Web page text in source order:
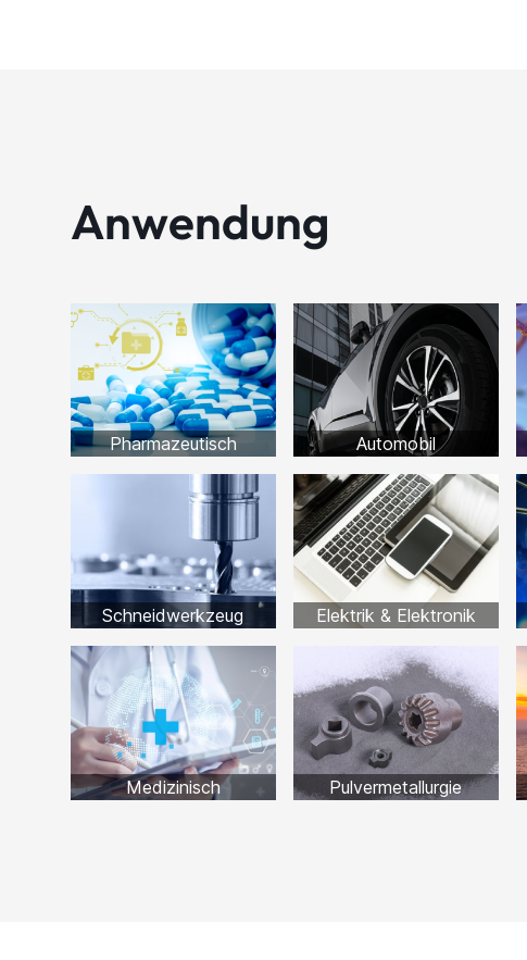
Anwendung
Pharmazeutisch Automobil
Schneidwerkzeug Elektrik & Elektronik
Medizinisch Pulvermetallurgie